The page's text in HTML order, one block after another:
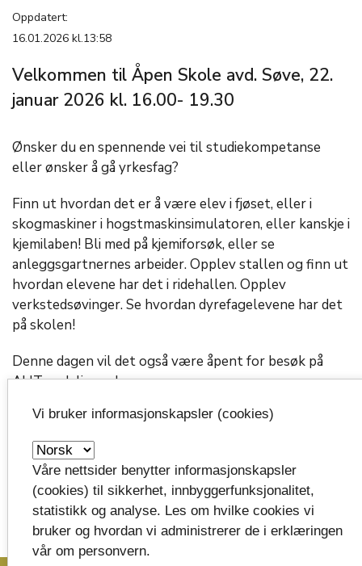
Oppdatert:
16.01.2026 kl.13:58
Velkommen til Åpen Skole avd. Søve, 22.
januar 2026 kl. 16.00- 19.30
Ønsker du en spennende vei til studiekompetanse
eller ønsker å gå yrkesfag?
Finn ut hvordan det er å være elev i fjøset, eller i
skogmaskiner i hogstmaskinsimulatoren, eller kanskje i
kjemilaben! Bli med på kjemiforsøk, eller se
anleggsgartnernes arbeider. Opplev stallen og finn ut
hvordan elevene har det i ridehallen. Opplev
verkstedsøvinger. Se hvordan dyrefagelevene har det
på skolen!
Denne dagen vil det også være åpent for besøk på
AHT-avdelingen!
Besøk oss, og se hvilke skoletilbud vi har, og hvor
verdifull utdanninga i naturbruk fra Søve er videre
i livet.
Vi bruker informasjonskapsler (cookies)
Våre nettsider benytter informasjonskapsler
(cookies) til sikkerhet, innbyggerfunksjonalitet,
statistikk og analyse. Les om hvilke cookies vi
bruker og hvordan vi administrerer de i erklæringen
vår om personvern.